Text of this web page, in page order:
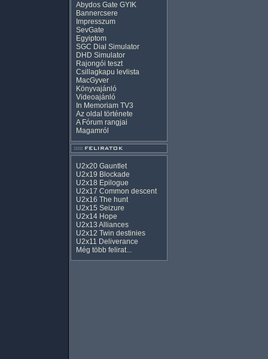
Abydos Gate GYIK
Bannercsere
Impresszum
SevGate
Egyiptom
SGC Dial Simulator
DHD Simulator
Rajongói teszt
Csillagkapu levlista
MacGyver
Könyvajánló
Videoajánló
In Memoriam TV3
Az oldal története
A Fórum rangjai
Magamról
U2x20 Gauntlet
U2x19 Blockade
U2x18 Epilogue
U2x17 Common descent
U2x16 The hunt
U2x15 Seizure
U2x14 Hope
U2x13 Alliances
U2x12 Twin destinies
U2x11 Deliverance
Még több felirat...